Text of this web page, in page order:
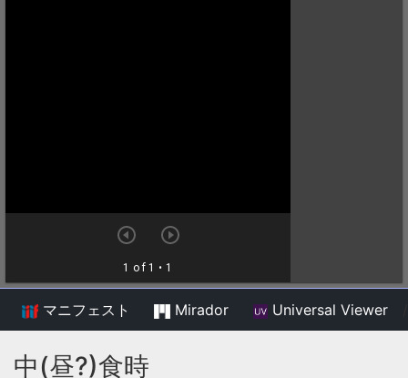
マニフェスト Mirador Universal Viewer
中(昼?)食時